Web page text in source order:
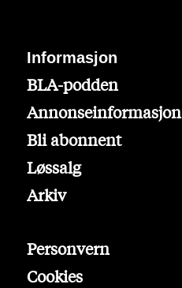
Informasjon
BLA-podden
Annonseinformasjon
Bli abonnent
Løssalg
Arkiv
Personvern
Cookies